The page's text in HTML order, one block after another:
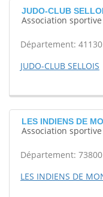
JUDO-CLUB
Association sportive
Département: 41130
JUDO-CLUB SELLOIS
LES INDIENS DE
Association sportive
Département: 73800
LES INDIENS DE